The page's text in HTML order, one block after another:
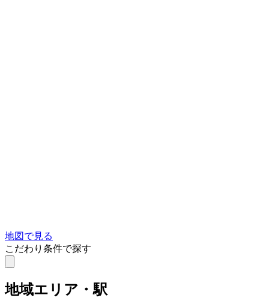
地図で見る
こだわり条件で探す
地域エリア・駅